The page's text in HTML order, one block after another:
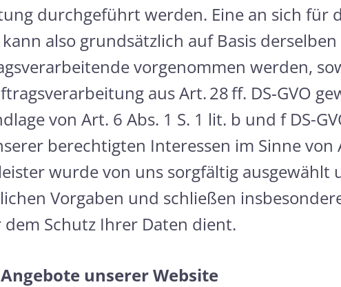
durchgeführt werden. Eine an sich für
also grundsätzlich auf Basis
vorgenommen werden,
aus Art. 28 ff. DS‑GVO
von Art. 6 Abs. 1 S. 1 lit. b und f DS-
berechtigten Interessen im Sinne von
wurde von uns sorgfältig ausgewählt
Vorgaben und schließen
Schutz Ihrer Daten dient.
unserer Website